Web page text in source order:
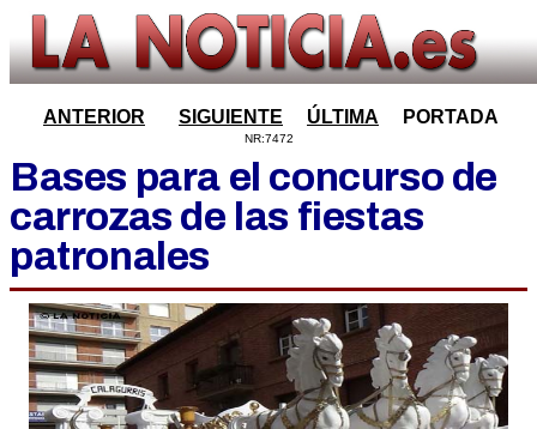
ANTERIOR SIGUIENTE ÚLTIMA PORTADA
NR:7472
Bases para el concurso de
carrozas de las fiestas
patronales